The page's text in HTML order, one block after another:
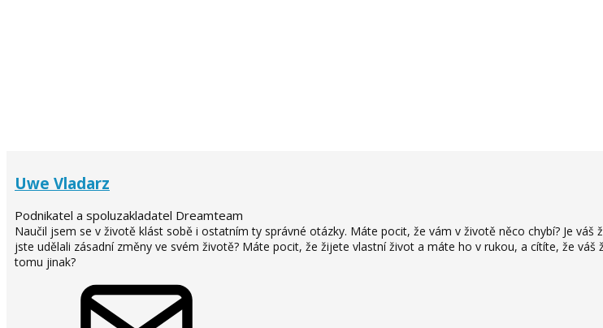
Uwe Vladarz
Podnikatel a spoluzakladatel Dreamteam
Naučil jsem se v životě klást sobě i ostatním ty správné otázky. Máte pocit, že vám v životě něco chybí? Je váš
jste udělali zásadní změny ve svém životě? Máte pocit, že žijete vlastní život a máte ho v rukou, a cítíte, že váš
tomu jinak?